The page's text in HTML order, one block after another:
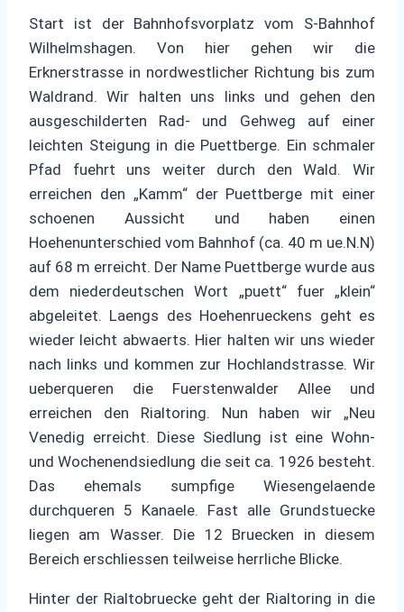
Start ist der Bahnhofsvorplatz vom S-Bahnhof
Wilhelmshagen. Von hier gehen wir die
Erknerstrasse in nordwestlicher Richtung bis zum
Waldrand. Wir halten uns links und gehen den
ausgeschilderten Rad- und Gehweg auf einer
leichten Steigung in die Puettberge. Ein schmaler
Pfad fuehrt uns weiter durch den Wald. Wir
erreichen den „Kamm“ der Puettberge mit einer
schoenen Aussicht und haben einen
Hoehenunterschied vom Bahnhof (ca. 40 m ue.N.N)
auf 68 m erreicht. Der Name Puettberge wurde aus
dem niederdeutschen Wort „puett“ fuer „klein“
abgeleitet. Laengs des Hoehenrueckens geht es
wieder leicht abwaerts. Hier halten wir uns wieder
nach links und kommen zur Hochlandstrasse. Wir
ueberqueren die Fuerstenwalder Allee und
erreichen den Rialtoring. Nun haben wir „Neu
Venedig erreicht. Diese Siedlung ist eine Wohn-
und Wochenendsiedlung die seit ca. 1926 besteht.
Das ehemals sumpfige Wiesengelaende
durchqueren 5 Kanaele. Fast alle Grundstuecke
liegen am Wasser. Die 12 Bruecken in diesem
Bereich erschliessen teilweise herrliche Blicke.
Hinter der Rialtobruecke geht der Rialtoring in die